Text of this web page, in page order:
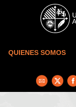
Skip to main content
QUIENES SOMOS